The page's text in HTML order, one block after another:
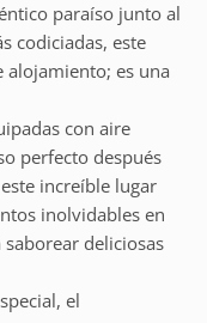
paraíso junto al
codiciadas, este
alojamiento; es una
con aire
perfecto después
increíble lugar
inolvidables en
deliciosas
el